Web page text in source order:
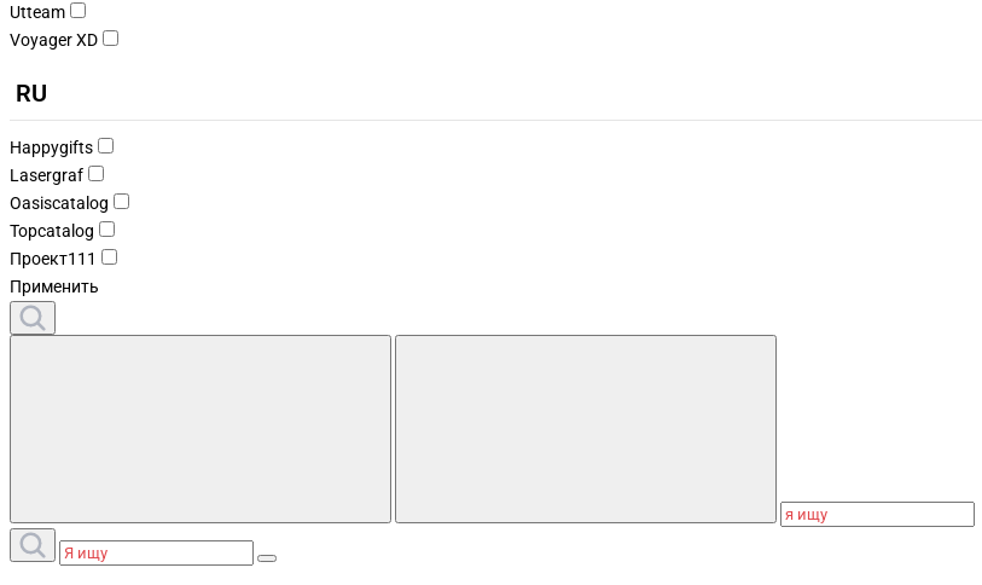
Utteam
Voyager XD
RU
Happygifts
Lasergraf
Oasiscatalog
Topcatalog
Проект111
Применить